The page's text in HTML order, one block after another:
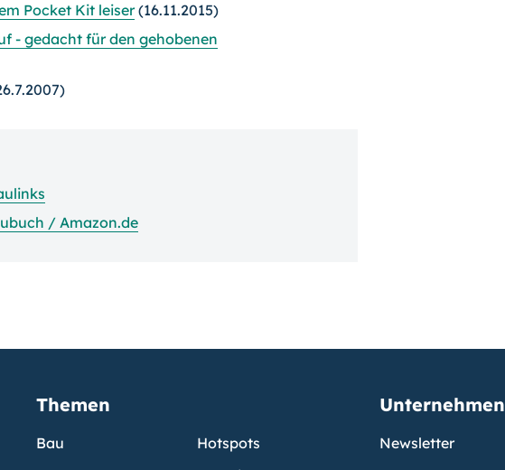
Pocket Kit leiser(16.11.2015)
- gedacht für den gehobenen
/ Amazon.de
Themen
Bau
Hotspots
Unternehmen
Newsletter